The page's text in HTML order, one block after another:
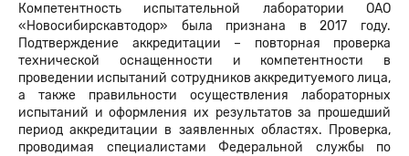
Компетентность испытательной лаборатории ОАО
«Новосибирскавтодор» была признана в 2017 году.
Подтверждение аккредитации – повторная проверка
технической оснащенности и компетентности в
проведении испытаний сотрудников аккредитуемого лица,
а также правильности осуществления лабораторных
испытаний и оформления их результатов за прошедший
период аккредитации в заявленных областях. Проверка,
проводимая специалистами Федеральной службы по